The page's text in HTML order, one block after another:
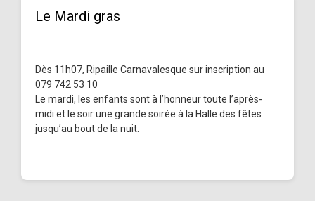
Le Mardi gras
Dès 11h07, Ripaille Carnavalesque sur inscription au
079 742 53 10
Le mardi, les enfants sont à l’honneur toute l’après-
midi et le soir une grande soirée à la Halle des fêtes
jusqu’au bout de la nuit.